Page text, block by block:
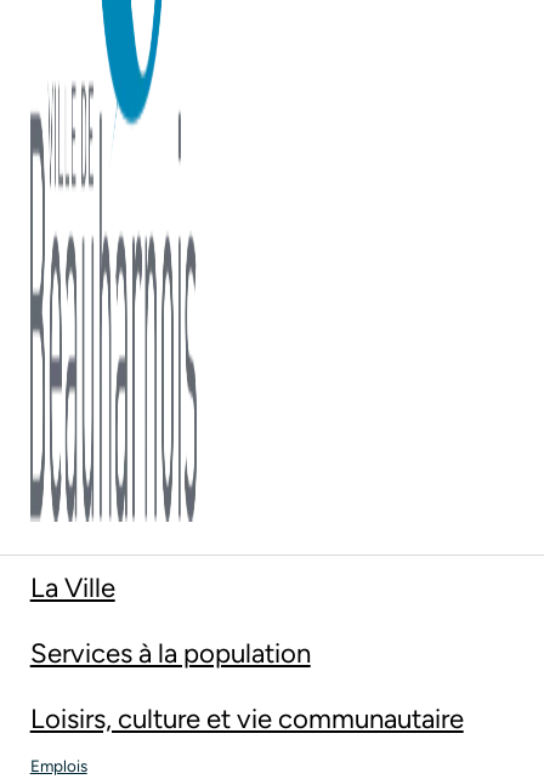
La Ville
Services à la population
Loisirs, culture et vie communautaire
Emplois